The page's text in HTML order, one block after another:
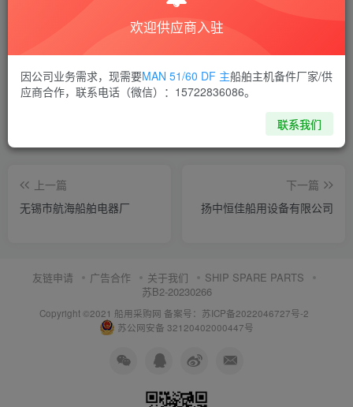
喜欢就支持一下吧
上一篇
无锡市航海船舶电器厂
下一篇
扬中恒佳船用设备有限公司
友链申请 广告合作 关于我们
SHIP SPARE PARTS
苏B2-20230266
Copyright ©2021 船用采购网 备案号：苏ICP备2022046727号-2
苏公网安备 32120402000447号
欢迎供应商入驻
因公司业务需求，现需要MAN 51/60 DF 主船舶主机备件厂家/供
应商合作，联系电话（微信）：15722836086。
联系我们